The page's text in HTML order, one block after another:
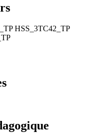
HSS_3TC42_TP